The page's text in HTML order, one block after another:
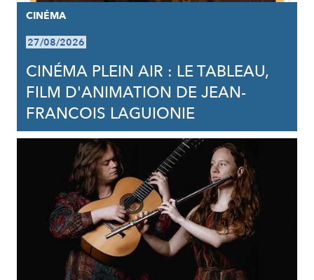
CINÉMA
27/08/2026
CINÉMA PLEIN AIR : LE TABLEAU,
FILM D'ANIMATION DE JEAN-
FRANCOIS LAGUIONIE